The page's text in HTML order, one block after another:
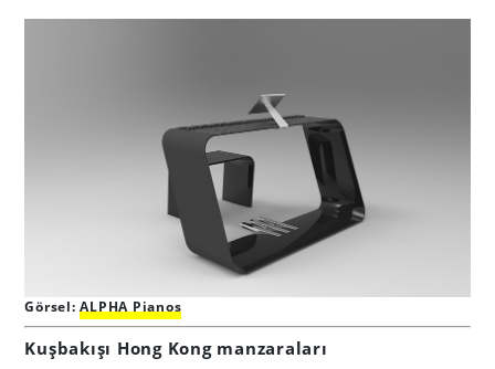
Görsel:ALPHA Pianos
Kuşbakışı Hong Kong manzaraları